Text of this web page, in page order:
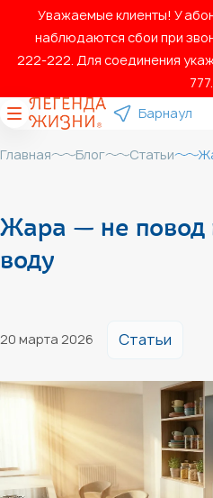
Уважаемые клиенты! У
наблюдаются сбои при
222‑222. Для соединения
777.
Барнаул
Главная Блог Статьи
Жара — не повод
воду
20 марта 2026 Статьи